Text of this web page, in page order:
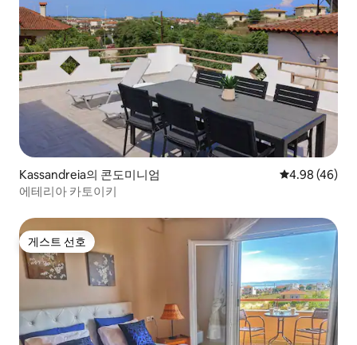
Kassandreia의 콘도미니엄 평점 4.98점(5
4.98 (46)
에테리아 카토이키
게스트 선호
게스트 선호